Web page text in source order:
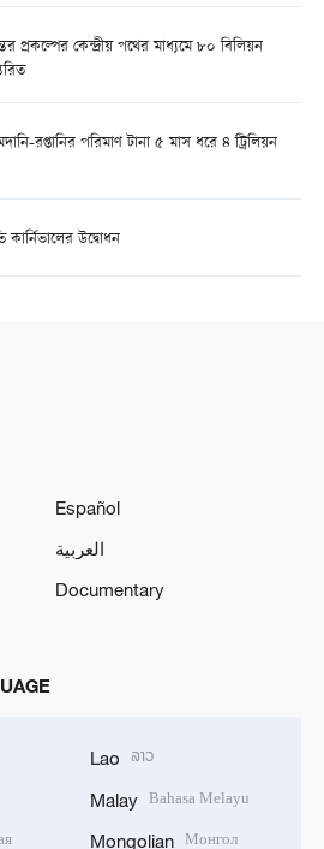
প্রকল্পের কেন্দ্রীয় পথের মাধ্যমে ৮০ বিলিয়ন
রপ্তানির পরিমাণ টানা ৫ মাস ধরে ৪ ট্রিলিয়ন
কার্নিভালের উদ্বোধন
Español
العربية
Documentary
Lao ລາວ
Malay Bahasa Melayu
Mongolian Монгол